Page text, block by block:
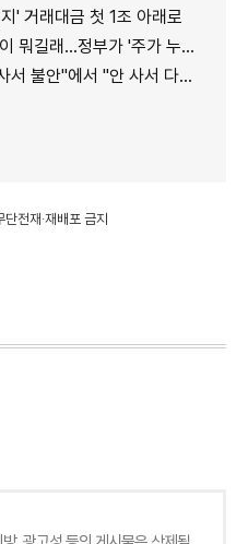
' 거래대금 첫 1조 아래로
부가 '주가 누르기'에 칼 빼든 이유
"안 사서 다행"으로…증시 덮친 '조모'
전재·재배포 금지